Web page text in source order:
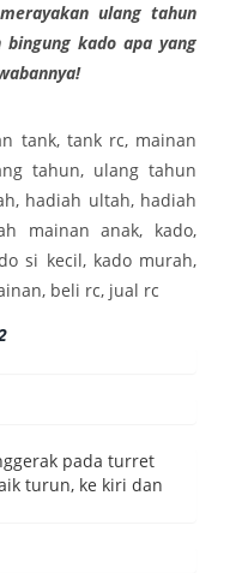
ulang tahun
kado apa yang
tank, tank rc, mainan
tahun, ulang tahun
hadiah ultah, hadiah
mainan anak, kado,
si kecil, kado murah,
beli rc, jual rc
pada turret
turun, ke kiri dan